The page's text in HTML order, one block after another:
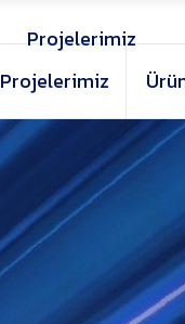
Projelerimiz
Projelerimiz